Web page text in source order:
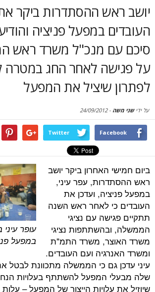
ההסתדרות ביקר את
במפעל פניציה והודיע כי
מנכ"ל משרד ראש הממשלה
לאחר החג במטרה להגיע
שיציל את המפעל
-
24/09/2012
Twitter
עופר עיני בביקור
במפעל פניציה
האחרון ביקר יושב
עפר עיני,
ועדכן את
לאחר ראש השנה
עם נציגי
נציגי
משרד התמ"ת
ועם העובדים.
גם כי הממשלה מתכוונת לבטל את הדרישה
המפעל להשתתף בעלויות הנחת צינור הגז
עלויות הייצור של המפעל – עלות השתתפות